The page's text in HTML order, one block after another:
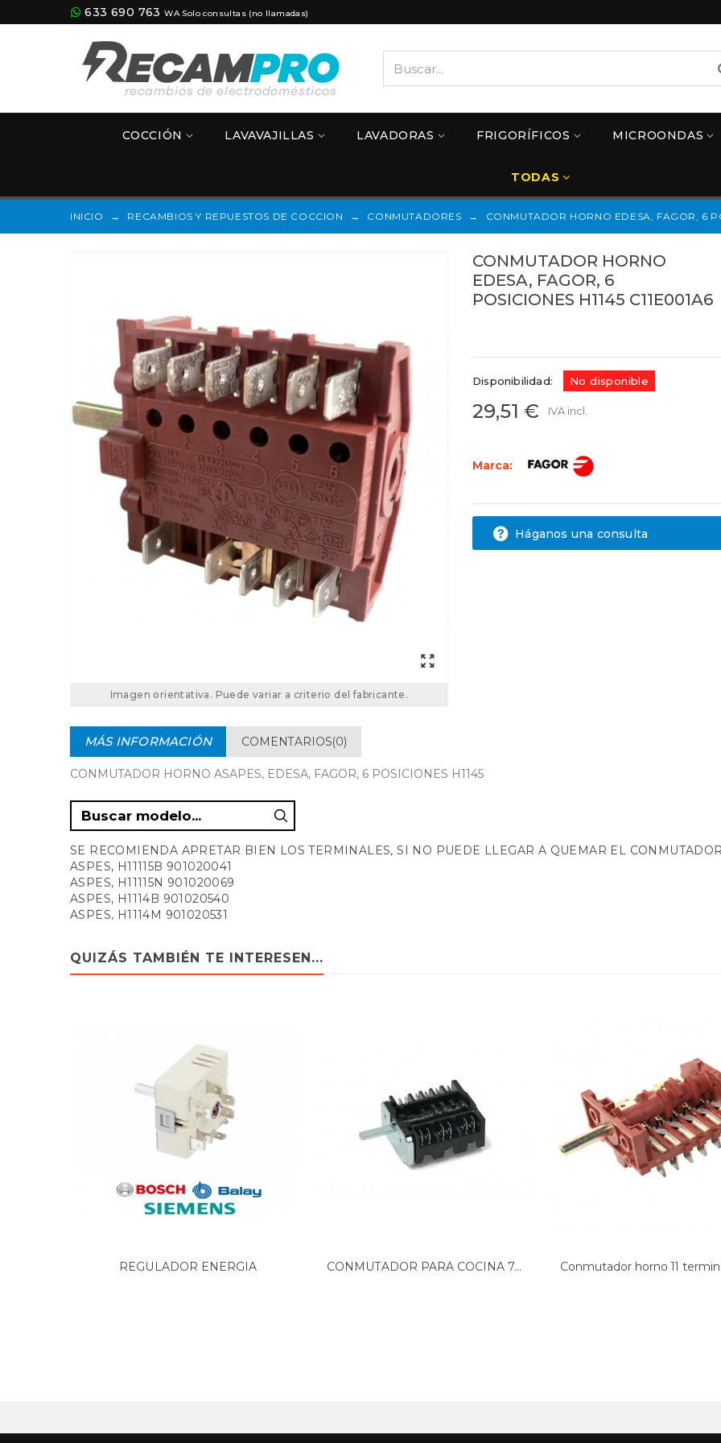
633 690 763 WA Solo consultas (no llamadas)
COCCIÓN LAVAVAJILLAS LAVADORAS FRIGORÍFICOS MICROONDAS
TODAS
INICIO → RECAMBIOS Y REPUESTOS DE COCCION → CONMUTADORES → CONMUTADOR HORNO EDESA, FAGOR, 6
Imagen orientativa. Puede variar a criterio del fabricante.
CONMUTADOR HORNO
EDESA, FAGOR, 6
POSICIONES H1145 C11E001A6
Disponibilidad: No disponible
29,51 € IVA incl.
Marca:
Háganos una consulta
MÁS INFORMACIÓN COMENTARIOS(0)
CONMUTADOR HORNO ASAPES, EDESA, FAGOR, 6 POSICIONES H1145
SE RECOMIENDA APRETAR BIEN LOS TERMINALES, SI NO PUEDE LLEGAR A QUEMAR EL
ASPES, H11115B 901020041
ASPES, H11115N 901020069
ASPES, H1114B 901020540
ASPES, H1114M 901020531
ASPES, H11414N 901020764
ASPES, H11415B 901020773
ASPES, H11415N 901020782
ASPES, H1415M 901020693
ASPES, H21414B 901020915
ASPES, H21414N 901020924
ASPES, H21414X 901020933
ASPES, HE1114 901021031
ASPES, HE1114B 901021184
ASPES, HE1414 901021148
ASPES, HE1414B9 901021157
ASPES, HE1415B9 901021175
EDESA, 2H-150
EDESA, 2H150N 901271993
EDESA, H65 901270342
QUIZÁS TAMBIÉN TE INTERESEN...
REGULADOR ENERGIA
CONMUTADOR PARA COCINA 7... Conmutador horno 11